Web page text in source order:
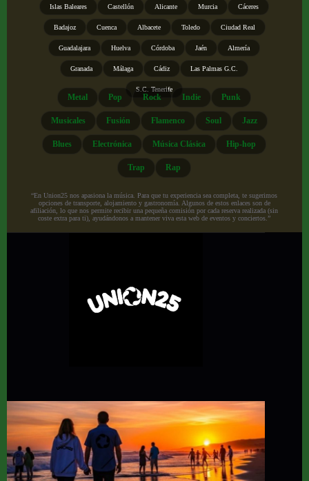
Islas Baleares Castellón Alicante Murcia Cáceres
Badajoz Cuenca Albacete Toledo Ciudad Real
Guadalajara Huelva Córdoba Jaén Almería
Granada Málaga Cádiz Las Palmas G.C.
S.C. Tenerife
Metal Pop Rock Indie Punk
Musicales Fusión Flamenco Soul Jazz
Blues Electrónica Música Clásica Hip-hop
Trap Rap
“En Union25 nos apasiona la música. Para que tu experiencia sea completa, te sugerimos
opciones de transporte, alojamiento y gastronomía. Algunos de estos enlaces son de
afiliación, lo que nos permite recibir una pequeña comisión por cada reserva realizada (sin
coste extra para ti), ayudándonos a mantener viva esta web de eventos y conciertos.”